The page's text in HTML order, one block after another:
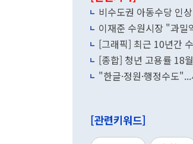
비수도권 아동수당 인
이재준 수원시장 "과밀
[그래픽] 최근 10년간
[종합] 청년 고용률 18
"한글·정원·행정수도
[관련키워드]